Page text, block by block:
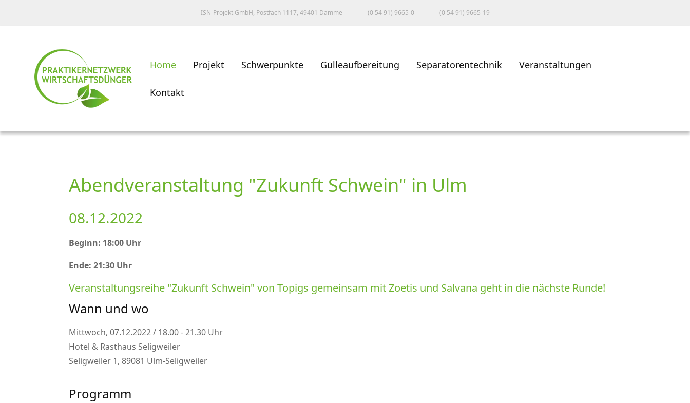
ISN-Projekt GmbH, Postfach 1117, 49401 Damme (0 54 91) 9665-0 (0 54 91) 9665-19
Home Projekt Schwerpunkte Gülleaufbereitung Separatorentechnik Veranstaltungen
Kontakt
Abendveranstaltung "Zukunft Schwein" in Ulm
08.12.2022
Beginn: 18:00 Uhr
Ende: 21:30 Uhr
Veranstaltungsreihe Zukunft Schwein von Topigs gemeinsam mit Zoetis und Salvana geht in die nächste Runde!
Wann und wo
Mittwoch, 07.12.2022 / 18.00 - 21.30 Uhr
Hotel & Rasthaus Seligweiler
Seligweiler 1, 89081 Ulm-Seligweiler
Programm